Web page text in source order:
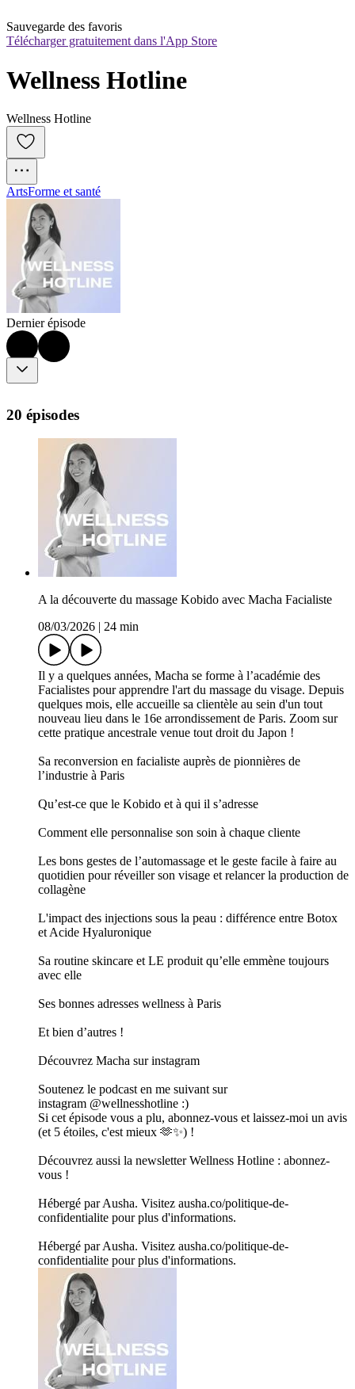
Sauvegarde des favoris
Télécharger gratuitement dans l'App Store
Wellness Hotline
Wellness Hotline
ArtsForme et santé
Dernier épisode
20 épisodes
A la découverte du massage Kobido avec Macha Facialiste
08/03/2026
24 min
Il y a quelques années, Macha se forme à l’académie des
Facialistes pour apprendre l'art du massage du visage. Depuis
quelques mois, elle accueille sa clientèle au sein d'un tout
nouveau lieu dans le 16e arrondissement de Paris. Zoom sur
cette pratique ancestrale venue tout droit du Japon !
Sa reconversion en facialiste auprès de pionnières de
l’industrie à Paris
Qu’est-ce que le Kobido et à qui il s’adresse
Comment elle personnalise son soin à chaque cliente
Les bons gestes de l’automassage et le geste facile à faire au
quotidien pour réveiller son visage et relancer la production de
collagène
L'impact des injections sous la peau : différence entre Botox
et Acide Hyaluronique
Sa routine skincare et LE produit qu’elle emmène toujours
avec elle
Ses bonnes adresses wellness à Paris
Et bien d’autres !
Découvrez Macha sur instagram
Soutenez le podcast en me suivant sur
instagram @wellnesshotline :)
Si cet épisode vous a plu, abonnez-vous et laissez-moi un avis
(et 5 étoiles, c'est mieux 🫶✨) !
Découvrez aussi la newsletter Wellness Hotline : abonnez-
vous !
Hébergé par Ausha. Visitez ausha.co/politique-de-
confidentialite pour plus d'informations.
Hébergé par Ausha. Visitez ausha.co/politique-de-
confidentialite pour plus d'informations.